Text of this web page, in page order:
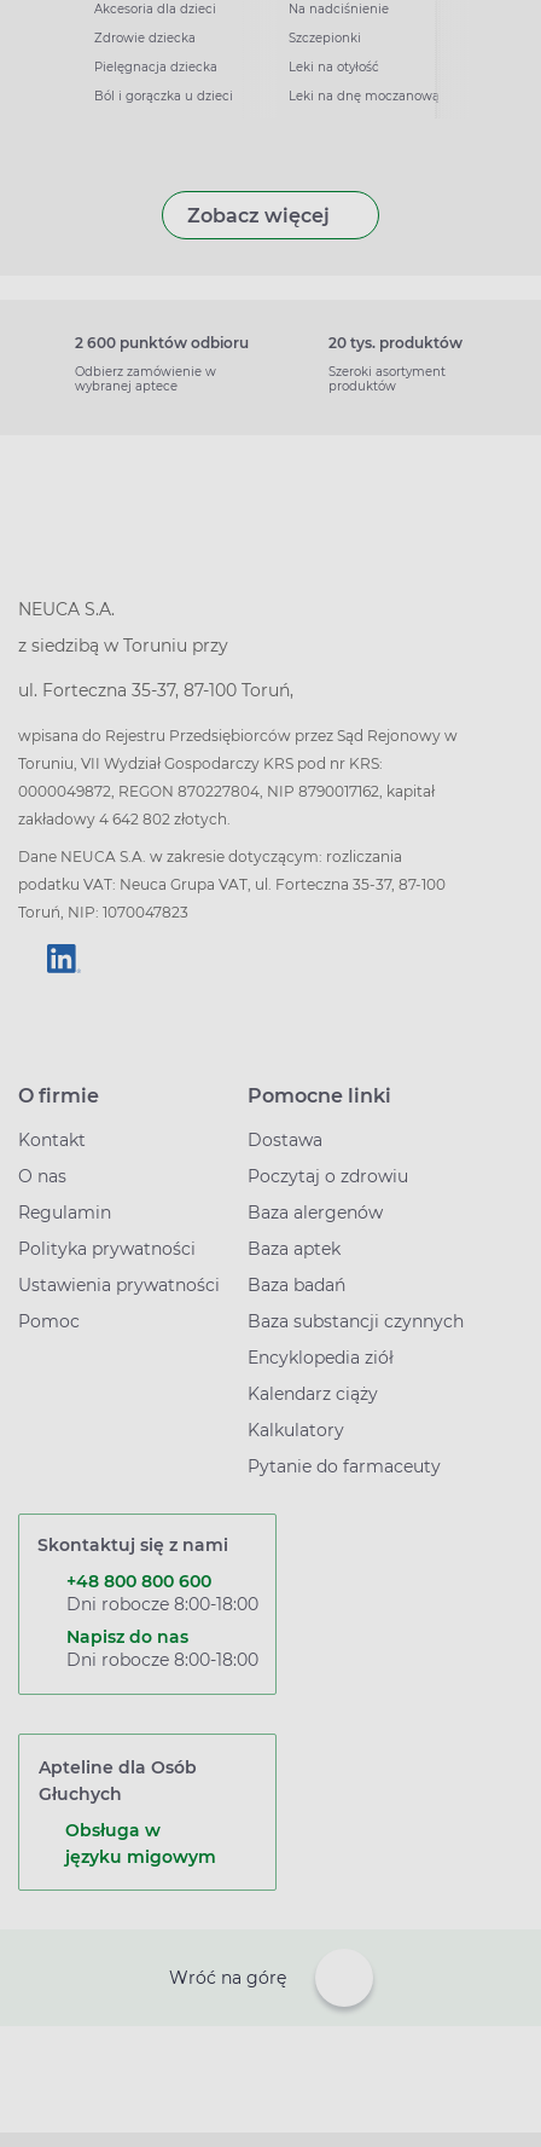
Akcesoria dla dzieci
Zdrowie dziecka
Pielęgnacja dziecka
Ból i gorączka u dzieci
Na nadciśnienie
Szczepionki
Leki na otyłość
Leki na dnę moczanową
Zobacz więcej
2 600 punktów odbioru
Odbierz zamówienie w
wybranej aptece
20 tys. produktów
Szeroki asortyment
produktów
NEUCA S.A.
z siedzibą w Toruniu przy
ul. Forteczna 35-37, 87-100 Toruń,
wpisana do Rejestru Przedsiębiorców przez Sąd Rejonowy w
Toruniu, VII Wydział Gospodarczy KRS pod nr KRS:
0000049872, REGON 870227804, NIP 8790017162, kapitał
zakładowy 4 642 802 złotych.
Dane NEUCA S.A. w zakresie dotyczącym: rozliczania
podatku VAT: Neuca Grupa VAT, ul. Forteczna 35-37, 87-100
Toruń, NIP: 1070047823
O firmie
Kontakt
O nas
Regulamin
Polityka prywatności
Ustawienia prywatności
Pomoc
Pomocne linki
Dostawa
Poczytaj o zdrowiu
Baza alergenów
Baza aptek
Baza badań
Baza substancji czynnych
Encyklopedia ziół
Kalendarz ciąży
Kalkulatory
Pytanie do farmaceuty
Skontaktuj się z nami
+48 800 800 600
Dni robocze 8:00-18:00
Napisz do nas
Dni robocze 8:00-18:00
Apteline dla Osób
Głuchych
Obsługa w
języku migowym
Wróć na górę